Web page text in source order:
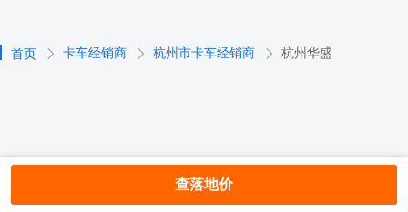
首页 卡车经销商 杭州市卡车经销商 杭州华盛
查落地价